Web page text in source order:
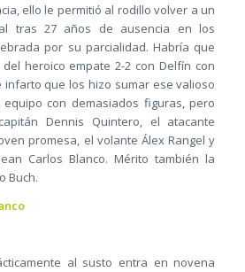
ello le permitió al rodillo volver a un
tras 27 años de ausencia en los
por su parcialidad. Habría que
heroico empate 2-2 con Delfín con
infarto que los hizo sumar ese valioso
con demasiados figuras, pero
Dennis Quintero, el atacante
promesa, el volante Álex Rangel y
Carlos Blanco. Mérito también la
Buch.
al susto entra en novena